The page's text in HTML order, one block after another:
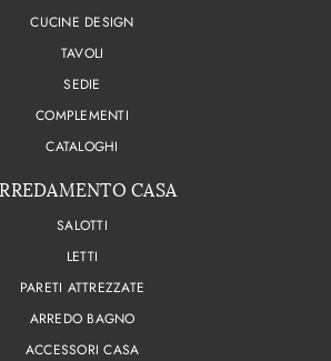
CUCINE DESIGN
TAVOLI
SEDIE
COMPLEMENTI
CATALOGHI
CASA
SALOTTI
LETTI
PARETI ATTREZZATE
ARREDO BAGNO
ACCESSORI CASA